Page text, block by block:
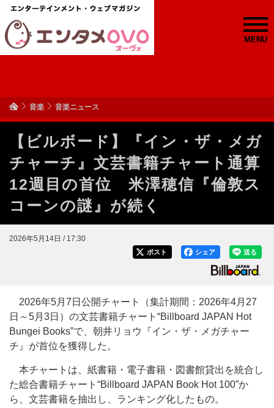
MENU
音楽 音楽ニュース
【ビルボード】『イン・ザ・メガ
チャーチ』文芸書籍チャート通算
12週目の首位 米澤穂信『倫敦ス
コーンの謎』が続く
2026年5月14日 / 17:30
送る
シェア
ポスト
2026年5月7日公開チャート（集計期間：2026年4月27
日～5月3日）の文芸書籍チャート“Billboard JAPAN Hot
Bungei Books”で、朝井リョウ『イン・ザ・メガチャー
チ』が首位を獲得した。
本チャートは、紙書籍・電子書籍・図書館貸出を統合し
た総合書籍チャート“Billboard JAPAN Book Hot 100”か
ら、文芸書籍を抽出し、ランキング化したもの。